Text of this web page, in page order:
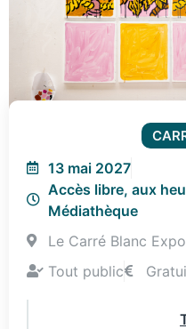
13 mai 2027
Accès libre, aux
Médiathèque
Le Carré Blanc
Tout public